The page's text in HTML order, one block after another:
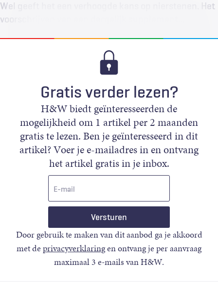
Wel geeft het een verhoogde kans op nierstenen. Het
voorschrijven van een dergelijk supplement…
Gratis verder lezen?
H&W biedt geïnteresseerden de
mogelijkheid om 1 artikel per 2 maanden
gratis te lezen. Ben je geïnteresseerd in dit
artikel? Voer je e-mailadres in en ontvang
het artikel gratis in je inbox.
Door gebruik te maken van dit aanbod ga je akkoord
met deprivacyverklaringen ontvang je per aanvraag
maximaal 3 e-mails van H&W.